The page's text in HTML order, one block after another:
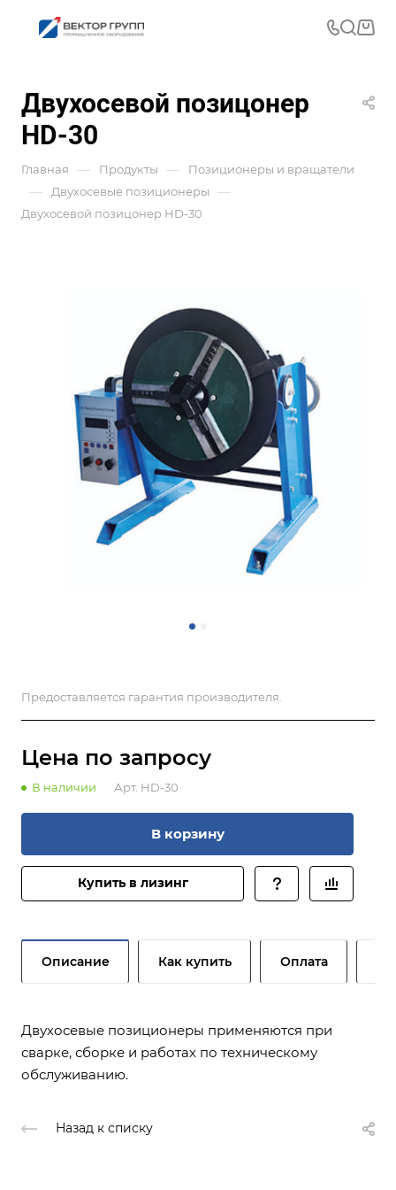
Двухосевой позицонер
HD-30
Главная — Продукты — Позиционеры и вращатели
— Двухосевые позиционеры —
Двухосевой позицонер HD-30
Предоставляется гарантия производителя.
Цена по запросу
В наличии Арт. HD-30
В корзину
Купить в лизинг
Описание Как купить Оплата
Двухосевые позиционеры применяются при
сварке, сборке и работах по техническому
обслуживанию.
Назад к списку